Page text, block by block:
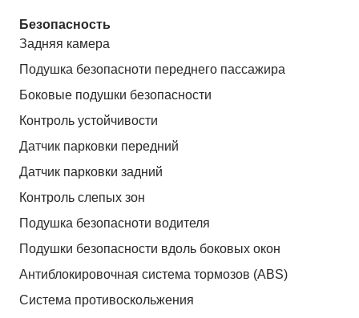
Безопасность
Задняя камера
Подушка безопасноти переднего пассажира
Боковые подушки безопасности
Контроль устойчивости
Датчик парковки передний
Датчик парковки задний
Контроль слепых зон
Подушка безопасноти водителя
Подушки безопасности вдоль боковых окон
Антиблокировочная система тормозов (ABS)
Система противоскольжения